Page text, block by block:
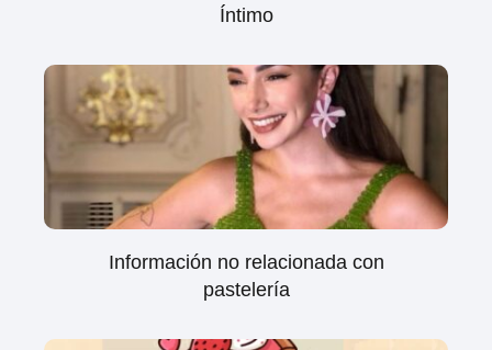
Íntimo
Información no relacionada con
pastelería